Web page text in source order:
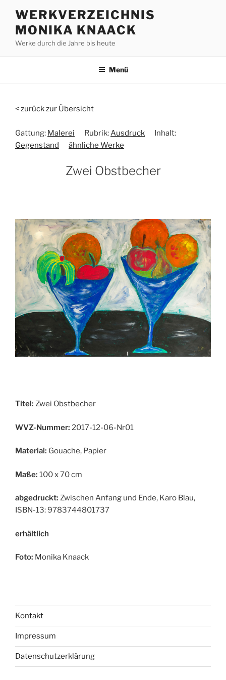
Inhalt
springen
WERKVERZEICHNIS
MONIKA KNAACK
Werke durch die Jahre bis heute
Menü
< zurück zur Übersicht
Gattung: Malerei Rubrik: Ausdruck
Inhalt:
Gegenstand
ähnliche Werke
Zwei Obstbecher
Titel: Zwei Obstbecher
WVZ-Nummer: 2017-12-06-Nr01
Material: Gouache, Papier
Maße: 100 x 70 cm
abgedruckt: Zwischen Anfang und Ende, Karo Blau,
ISBN-13: 9783744801737
erhältlich
Foto: Monika Knaack
Kontakt
Impressum
Datenschutzerklärung